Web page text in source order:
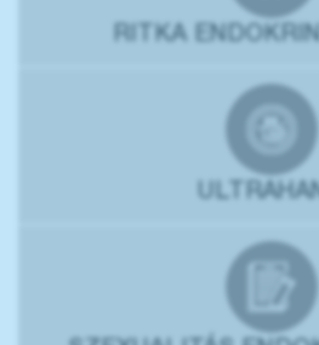
RITKA